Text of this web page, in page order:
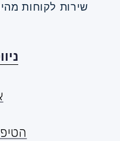
- שירות לקוחות